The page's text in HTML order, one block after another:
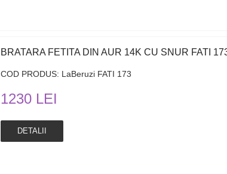
BRATARA FETITA DIN AUR 14K CU SNUR FATI
COD PRODUS: LaBeruzi FATI 173
1230 LEI
DETALII